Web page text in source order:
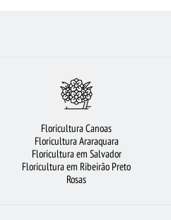
Floricultura Canoas
Floricultura Araraquara
Floricultura em Salvador
Floricultura em Ribeirão Preto
Rosas